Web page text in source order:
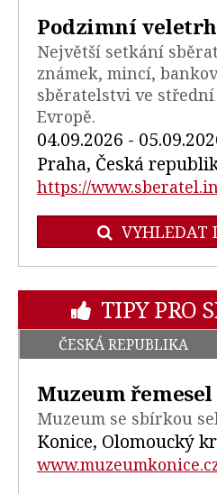
Podzimní
Největší setkání
známek, mincí,
sběratelstvi ve
Evropě.
04.09.2026 -
Praha, Česká
https://
VYHLEDAT
TIPY PRO
ČESKÁ REPUBLIKA
Muzeum řemesel
Muzeum se sbírkou
Konice, Olomoucký